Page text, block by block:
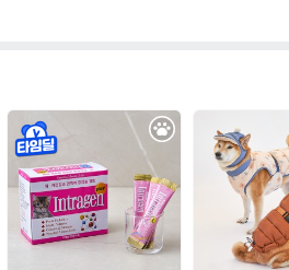
유통기한이 최소 2026.12.06이거나 그
이후인 상품이 출고됩니다.
단, 상품명에 유통기한 명시된 경우, 해당
유통기한을 따릅니다.